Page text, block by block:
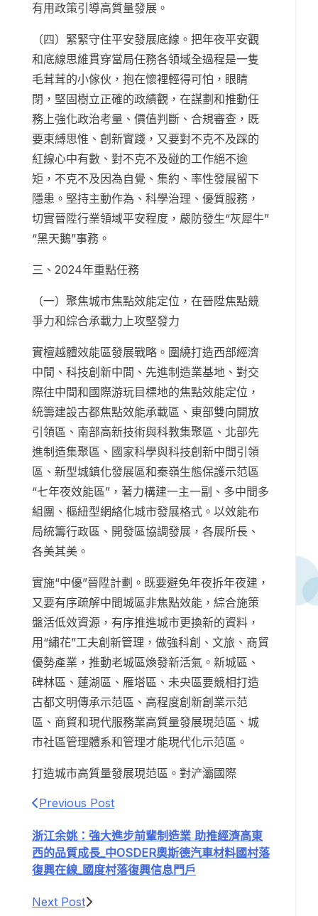
有用政策引導高質量發展。
（四）緊緊守住平安發展底線。把年夜平安觀
和底線思維貫穿當局任務各領域全過程是一隻
毛茸茸的小傢伙，抱在懷裡輕得可怕，眼睛
閉，堅固樹立正確的政績觀，在謀劃和推動任
務上強化政治考量、價值判斷、合規審查，既
要束縛思惟、創新實踐，又要對不克不及踩的
紅線心中有數、對不克不及碰的工作絕不逾
矩，不克不及因為自覺、集約、率性發展留下
隱患。堅持主動作為、科學治理、優質服務，
切實晉陞行業領域平安程度，嚴防發生“灰犀牛”
“黑天鵝”事務。
三、2024年重點任務
（一）聚焦城市焦點效能定位，在晉陞焦點競
爭力和綜合承載力上攻堅發力
實檀越體效能區發展戰略。圍繞打造西部經濟
中間、科技創新中間、先進制造業基地、對交
際往中間和國際游玩目標地的焦點效能定位，
統籌建設古都焦點效能承載區、東部雙向開放
引領區、南部高新技術與科教集聚區、北部先
進制造集聚區、國家科學與科技創新中間引領
區、新型城鎮化發展區和秦嶺生態保護示范區
“七年夜效能區”，著力構建一主一副、多中間多
組團、樞紐型網絡化城市發展格式。以效能布
局統籌行政區、開發區協調發展，各展所長、
各美其美。
實施“中優”晉陞計劃。既要避免年夜拆年夜建，
又要有序疏解中間城區非焦點效能，綜合施策
盤活低效資源，有序推進城市更換新的資料，
用“繡花”工夫創新管理，做強科創、文旅、商貿
優勢產業，推動老城區煥發新活氣。新城區、
碑林區、蓮湖區、雁塔區、未央區要競相打造
古都文明傳承示范區、高程度創新創業示范
區、商貿和現代服務業高質量發展現范區、城
市社區管理體系和管理才能現代化示范區。
打造城市高質量發展現范區。對浐灞國際
Previous Post
浙江余姚：強大進步前輩制造業 助推經濟高東
西的品質成長_中OSDER奧斯德汽車材料國村落
復興在線_國度村落復興信息門戶
Next Post